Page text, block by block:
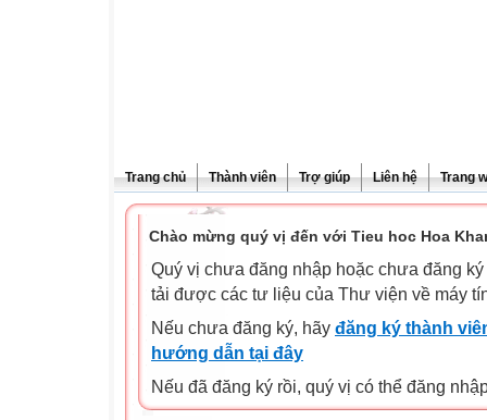
Trang chủ Thành viên Trợ giúp Liên hệ Trang
Chào mừng quý vị đến với Tieu hoc Hoa
Quý vị chưa đăng nhập hoặc chưa đăng
tải được các tư liệu của Thư viện về máy
Nếu chưa đăng ký, hãy đăng ký thành
hướng dẫn tại đây
Nếu đã đăng ký rồi, quý vị có thể đăng